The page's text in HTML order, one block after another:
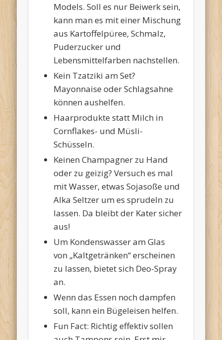
Models. Soll es nur Beiwerk sein,
kann man es mit einer Mischung
aus Kartoffelpüree, Schmalz,
Puderzucker und
Lebensmittelfarben nachstellen.
Kein Tzatziki am Set?
Mayonnaise oder Schlagsahne
können aushelfen.
Haarprodukte statt Milch in
Cornflakes- und Müsli-
Schüsseln.
Keinen Champagner zu Hand
oder zu geizig? Versuch es mal
mit Wasser, etwas Sojasoße und
Alka Seltzer um es sprudeln zu
lassen. Da bleibt der Kater sicher
aus!
Um Kondenswasser am Glas
von „Kaltgetränken“ erscheinen
zu lassen, bietet sich Deo-Spray
an.
Wenn das Essen noch dampfen
soll, kann ein Bügeleisen helfen.
Fun Fact: Richtig effektiv sollen